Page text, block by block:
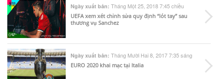
Ngày xuất bản: Tháng Một 25, 2018 7:45 chiều
UEFA xem xét chỉnh sửa quy định “lót tay” sau
thương vụ Sanchez
Ngày xuất bản: Tháng Mười Hai 8, 2017 7:35 sáng
EURO 2020 khai mạc tại Italia